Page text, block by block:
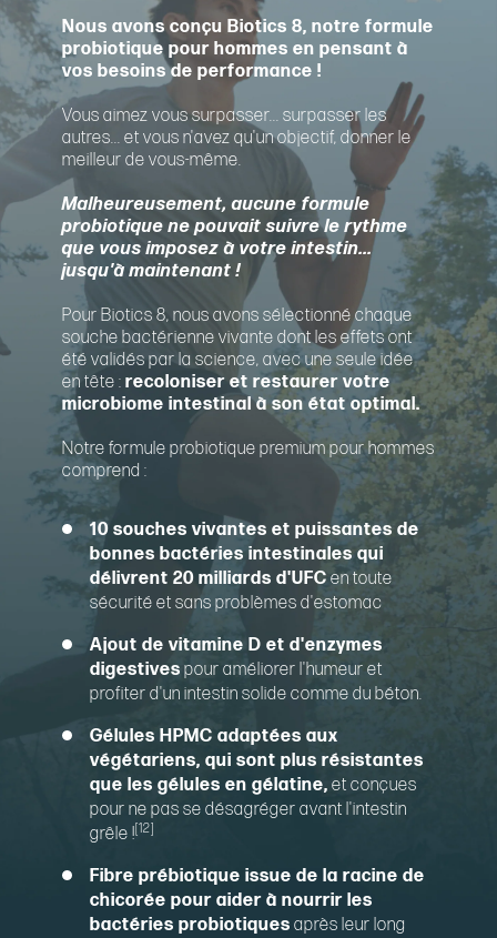
Nous avons conçu Biotics 8, notre formule
probiotique pour hommes en pensant à
vos besoins de performance !
Vous aimez vous surpasser... surpasser les
autres... et vous n'avez qu'un objectif, donner le
meilleur de vous-même.
Malheureusement, aucune formule
probiotique ne pouvait suivre le rythme
que vous imposez à votre intestin...
jusqu'à maintenant !
Pour Biotics 8, nous avons sélectionné chaque
souche bactérienne vivante dont les effets ont
été validés par la science, avec une seule idée
en tête : recoloniser et restaurer votre
microbiome intestinal à son état optimal.
Notre formule probiotique premium pour hommes
comprend :
10 souches vivantes et puissantes de
bonnes bactéries intestinales qui
délivrent 20 milliards d'UFC en toute
sécurité et sans problèmes d'estomac
Ajout de vitamine D et d'enzymes
digestives pour améliorer l'humeur et
profiter d'un intestin solide comme du béton.
Gélules HPMC adaptées aux
végétariens, qui sont plus résistantes
que les gélules en gélatine, et conçues
pour ne pas se désagréger avant l'intestin
grêle ![12]
Fibre prébiotique issue de la racine de
chicorée pour aider à nourrir les
bactéries probiotiques après leur long